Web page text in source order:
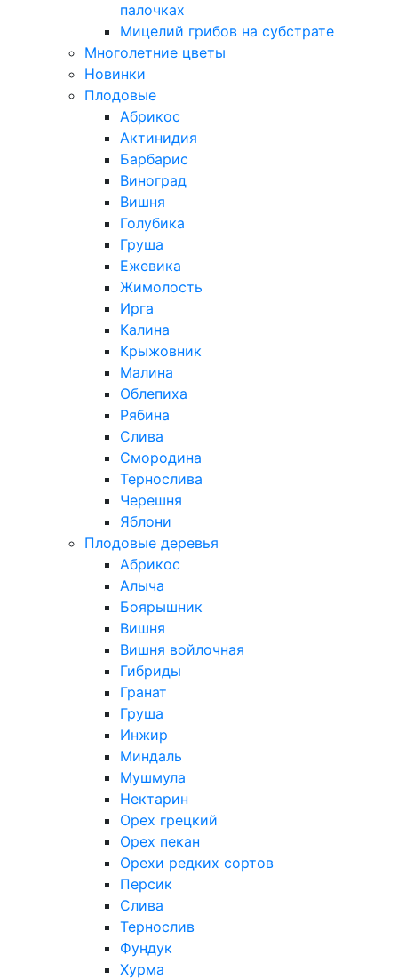
палочках
Мицелий грибов на субстрате
Многолетние цветы
Новинки
Плодовые
Абрикос
Актинидия
Барбарис
Виноград
Вишня
Голубика
Груша
Ежевика
Жимолость
Ирга
Калина
Крыжовник
Малина
Облепиха
Рябина
Слива
Смородина
Тернослива
Черешня
Яблони
Плодовые деревья
Абрикос
Алыча
Боярышник
Вишня
Вишня войлочная
Гибриды
Гранат
Груша
Инжир
Миндаль
Мушмула
Нектарин
Орех грецкий
Орех пекан
Орехи редких сортов
Персик
Слива
Тернослив
Фундук
Хурма